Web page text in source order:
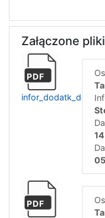
Załączone
PDF
PDF